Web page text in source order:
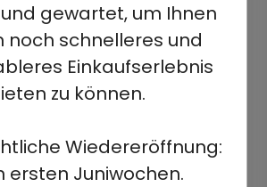
gewartet, um Ihnen
noch schnelleres und
Einkaufserlebnis
zu können.
Wiedereröffnung:
ersten Juniwochen.